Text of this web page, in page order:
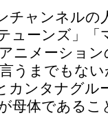
チャンネルの
ューンズ」
ニメーショ
うまでもな
カンタナグル
母体である